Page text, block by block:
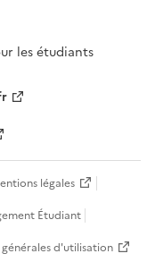
les étudiants
légales
Étudiant
d'utilisation